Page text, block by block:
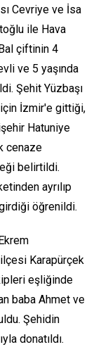
Cevriye ve İsa
ile Hava
çiftinin 4
ve 5 yaşında
Şehit Yüzbaşı
için İzmir'e gittiği,
Hatuniye
cenaze
belirtildi.
ayrılıp
öğrenildi.
ilçesi Karapürçek
eşliğinde
baba Ahmet ve
Şehidin
donatıldı.